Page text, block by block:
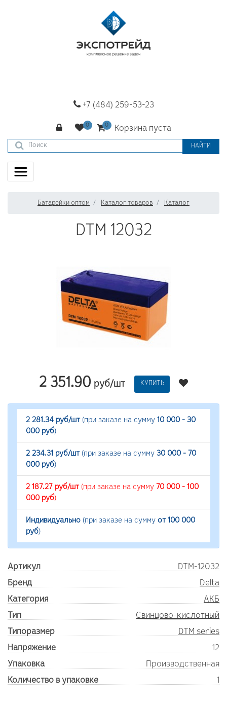
+7 (484) 259-53-23
Корзина пуста
НАЙТИ
Батарейки оптом Каталог товаров Каталог
DTM 12032
2 351.90 руб/шт КУПИТЬ
2 281.34 руб/шт(при заказе на сумму 10 000 - 30
000 руб)
2 234.31 руб/шт(при заказе на сумму 30 000 - 70
000 руб)
2 187.27 руб/шт(при заказе на сумму 70 000 - 100
000 руб)
Индивидуально (при заказе на сумму от 100 000
руб)
Артикул
DTM-12032
Бренд
Delta
Категория
АКБ
Тип
Свинцово-кислотный
Типоразмер
DTM series
Напряжение
12
Упаковка
Производственная
Количество в упаковке
1